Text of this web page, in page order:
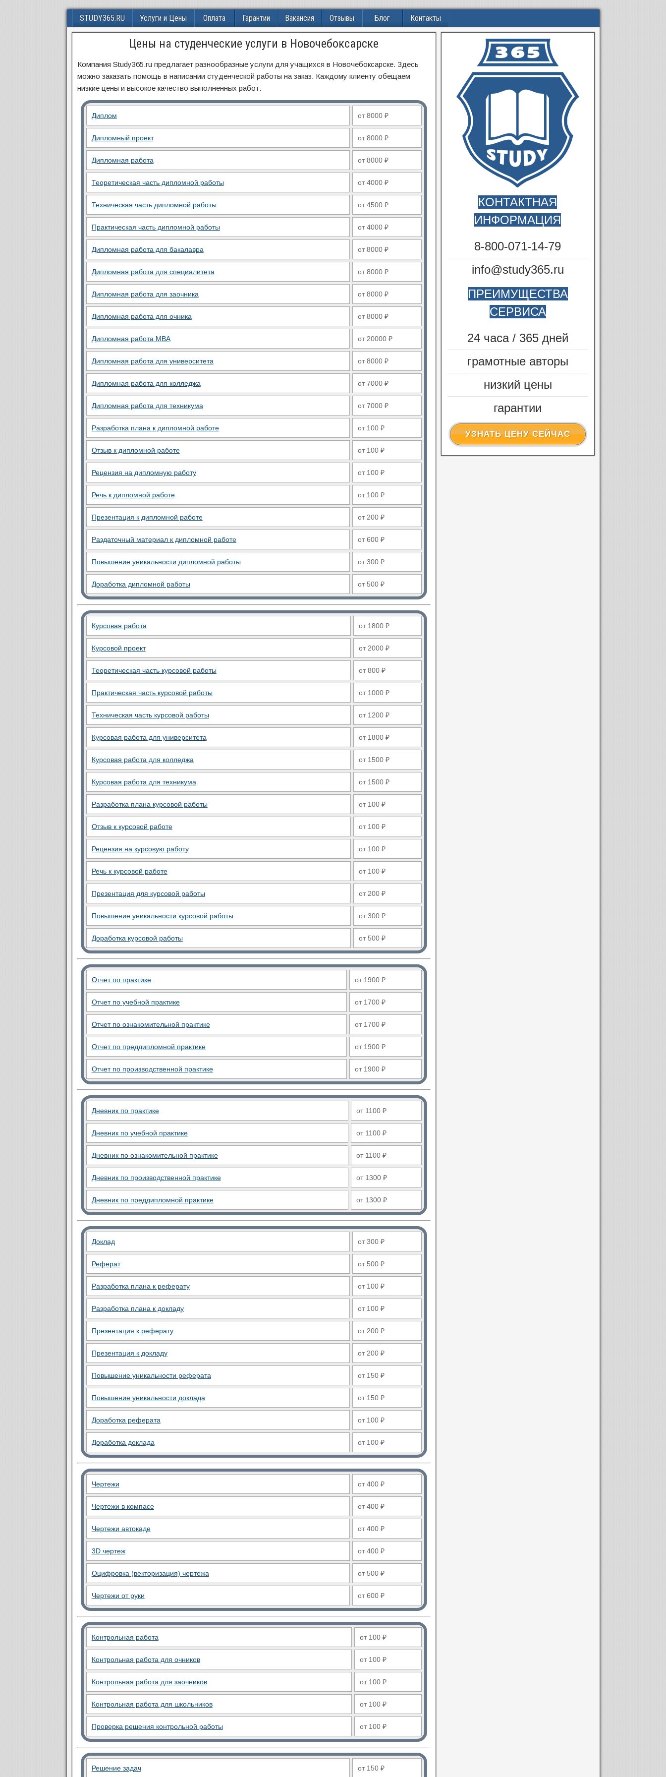
STUDY365.RU Услуги и Цены Оплата Гарантии Вакансия Отзывы Блог Контакты
Цены на студенческие услуги в Новочебоксарске
Компания Study365.ru предлагает разнообразные услуги для учащихся в Новочебоксарске. Здесь
можно заказать помощь в написании студенческой работы на заказ. Каждому клиенту обещаем
низкие цены и высокое качество выполненных работ.
Диплом от 8000 ₽
Дипломный проект от 8000 ₽
Дипломная работа от 8000 ₽
Теоретическая часть дипломной работы от 4000 ₽
Техническая часть дипломной работы от 4500 ₽
Практическая часть дипломной работы от 4000 ₽
Дипломная работа для бакалавра от 8000 ₽
Дипломная работа для специалитета от 8000 ₽
Дипломная работа для заочника от 8000 ₽
Дипломная работа для очника от 8000 ₽
Дипломная работа MBA от 20000 ₽
Дипломная работа для университета от 8000 ₽
Дипломная работа для колледжа от 7000 ₽
Дипломная работа для техникума от 7000 ₽
Разработка плана к дипломной работе от 100 ₽
Отзыв к дипломной работе от 100 ₽
Рецензия на дипломную работу от 100 ₽
Речь к дипломной работе от 100 ₽
Презентация к дипломной работе от 200 ₽
Раздаточный материал к дипломной работе от 600 ₽
Повышение уникальности дипломной работы от 300 ₽
Доработка дипломной работы от 500 ₽
Курсовая работа от 1800 ₽
Курсовой проект от 2000 ₽
Теоретическая часть курсовой работы от 800 ₽
Практическая часть курсовой работы от 1000 ₽
Техническая часть курсовой работы от 1200 ₽
Курсовая работа для университета от 1800 ₽
Курсовая работа для колледжа от 1500 ₽
Курсовая работа для техникума от 1500 ₽
Разработка плана курсовой работы от 100 ₽
Отзыв к курсовой работе от 100 ₽
Рецензия на курсовую работу от 100 ₽
Речь к курсовой работе от 100 ₽
Презентация для курсовой работы от 200 ₽
Повышение уникальности курсовой работы от 300 ₽
Доработка курсовой работы от 500 ₽
Отчет по практике от 1900 ₽
Отчет по учебной практике от 1700 ₽
Отчет по ознакомительной практике от 1700 ₽
Отчет по преддипломной практике от 1900 ₽
Отчет по производственной практике от 1900 ₽
Дневник по практике от 1100 ₽
Дневник по учебной практике от 1100 ₽
Дневник по ознакомительной практике от 1100 ₽
Дневник по производственной практике от 1300 ₽
Дневник по преддипломной практике от 1300 ₽
Доклад от 300 ₽
Реферат от 500 ₽
Разработка плана к реферату от 100 ₽
Разработка плана к докладу от 100 ₽
Презентация к реферату от 200 ₽
Презентация к докладу от 200 ₽
Повышение уникальности реферата от 150 ₽
Повышение уникальности доклада от 150 ₽
Доработка реферата от 100 ₽
Доработка доклада от 100 ₽
Чертежи от 400 ₽
Чертежи в компасе от 400 ₽
Чертежи автокаде от 400 ₽
3D чертеж от 400 ₽
Оцифровка (векторизация) чертежа от 500 ₽
Чертежи от руки от 600 ₽
Контрольная работа от 100 ₽
Контрольная работа для очников от 100 ₽
Контрольная работа для заочников от 100 ₽
Контрольная работа для школьников от 100 ₽
Проверка решения контрольной работы от 100 ₽
Решение задач от 150 ₽
КОНТАКТНАЯ
ИНФОРМАЦИЯ
8-800-071-14-79
info@study365.ru
ПРЕИМУЩЕСТВА
СЕРВИСА
24 часа / 365 дней
грамотные авторы
низкий цены
гарантии
УЗНАТЬ ЦЕНУ СЕЙЧАС